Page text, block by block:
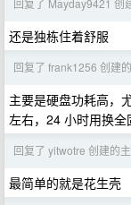
回复了 Mayday9421 创
还是独栋住着舒服
回复了 frank1256 创建
主要是硬盘功耗高，
左右，24 小时用换
回复了 yitwotre 创建的
最简单的就是花生壳